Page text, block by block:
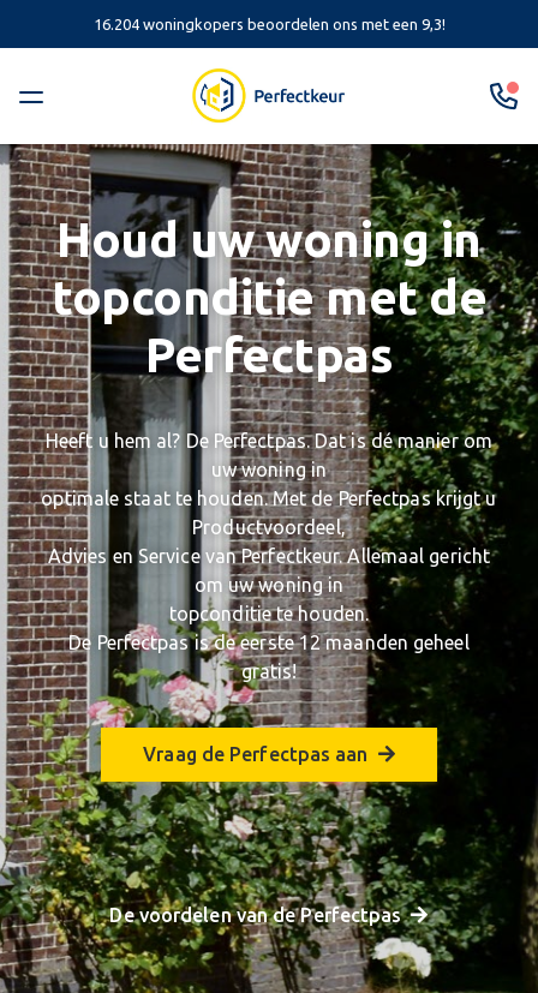
16.204 woningkopers beoordelen ons met een 9,3!
Houd uw woning in
topconditie met de
Perfectpas
Heeft u hem al? De Perfectpas. Dat is dé manier om
uw woning in
optimale staat te houden. Met de Perfectpas krijgt u
Productvoordeel,
Advies en Service van Perfectkeur. Allemaal gericht
om uw woning in
topconditie te houden.
De Perfectpas is de eerste 12 maanden geheel
gratis!
Vraag de Perfectpas aan
De voordelen van de Perfectpas